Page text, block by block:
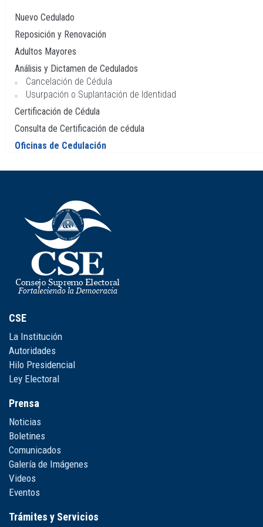
principal
Nuevo Cedulado
Reposición y Renovación
Adultos Mayores
Análisis y Dictamen de Cedulados
Cancelación de Cédula
Usurpación o Suplantación de Identidad
Certificación de Cédula
Consulta de Certificación de cédula
Oficinas de Cedulación
CSE
La Institución
Autoridades
Hilo Presidencial
Ley Electoral
Prensa
Noticias
Boletines
Comunicados
Galería de Imágenes
Videos
Eventos
Trámites y Servicios